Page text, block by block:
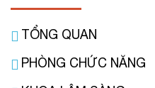
TỔNG QUAN
PHÒNG CHỨC NĂNG